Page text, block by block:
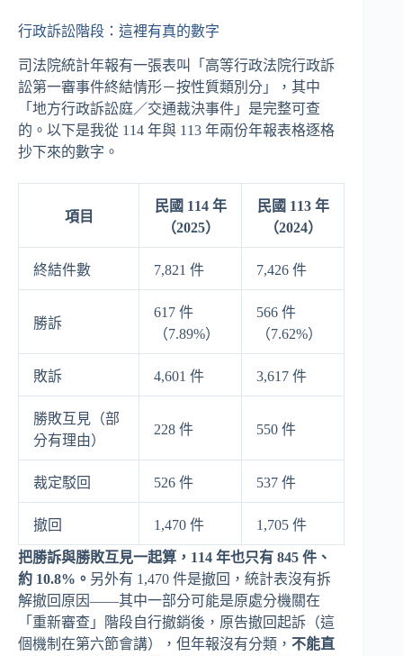
行政訴訟階段：這裡有真的數字
司法院統計年報有一張表叫「高等行政法院行政訴
訟第一審事件終結情形－按性質類別分」，其中
「地方行政訴訟庭／交通裁決事件」是完整可查
的。以下是我從 114 年與 113 年兩份年報表格逐格
抄下來的數字。
項目
民國 114 年
（2025）
民國 113 年
（2024）
終結件數 7,821 件 7,426 件
勝訴
617 件
（7.89%）
566 件
（7.62%）
敗訴 4,601 件 3,617 件
勝敗互見（部
分有理由）
228 件 550 件
裁定駁回 526 件 537 件
撤回 1,470 件 1,705 件
把勝訴與勝敗互見一起算，114 年也只有 845 件、
約 10.8%。 另外有 1,470 件是撤回，統計表沒有拆
解撤回原因——其中一部分可能是原處分機關在
「重新審查」階段自行撤銷後，原告撤回起訴（這
個機制在第六節會講），但年報沒有分類， 不能直